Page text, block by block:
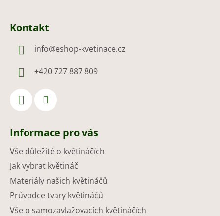
Kontakt
info@eshop-kvetinace.cz
+420 727 887 809
Informace pro vás
Vše důležité o květináčích
Jak vybrat květináč
Materiály našich květináčů
Průvodce tvary květináčů
Vše o samozavlažovacích květináčích